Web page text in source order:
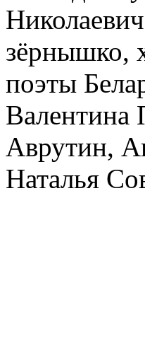
зёрнышко,
поэты
Валентина
Аврутин,
Наталья